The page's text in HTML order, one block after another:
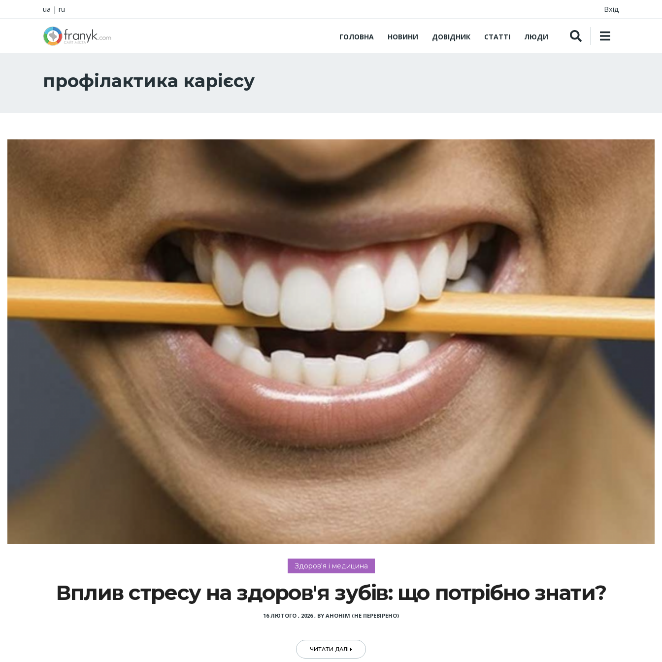
ua | ru Вхід
ГОЛОВНА НОВИНИ ДОВІДНИК СТАТТІ ЛЮДИ
профілактика карієсу
Здоров'я і медицина
Вплив стресу на здоров'я зубів: що потрібно знати?
16 ЛЮТОГО , 2026, BY АНОНІМ (НЕ ПЕРЕВІРЕНО)
ЧИТАТИ ДАЛІ